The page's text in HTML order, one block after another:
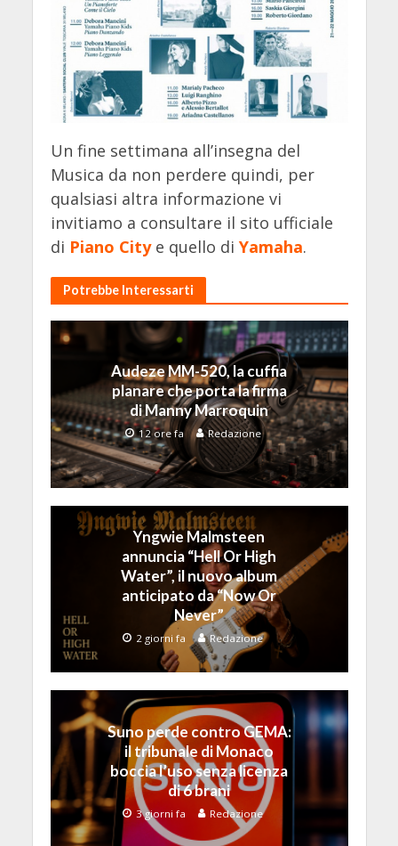
Un fine settimana all’insegna del
Musica da non perdere quindi, per
qualsiasi altra informazione vi
invitiamo a consultare il sito ufficiale
di Piano Citye quello di Yamaha.
Potrebbe Interessarti
Audeze MM-520, la cuffia
planare che porta la firma
di Manny Marroquin
12 ore fa Redazione
Yngwie Malmsteen
annuncia “Hell Or High
Water”, il nuovo album
anticipato da “Now Or
Never”
2 giorni fa Redazione
Suno perde contro GEMA:
il tribunale di Monaco
boccia l’uso senza licenza
di 6 brani
3 giorni fa Redazione